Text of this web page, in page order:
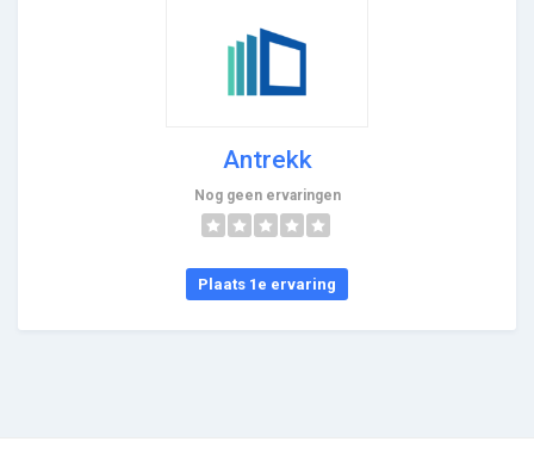
Antrekk
Nog geen ervaringen
Plaats 1e ervaring